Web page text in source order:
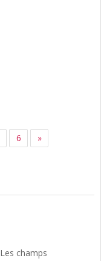
6 »
Les champs